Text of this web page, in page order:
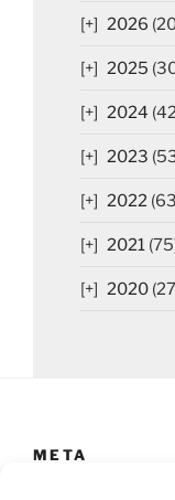
2026
2025
2024
2023
2022
2021
2020
META